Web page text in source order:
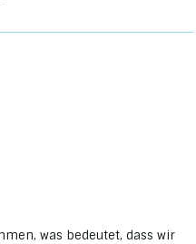
was bedeutet, dass wir